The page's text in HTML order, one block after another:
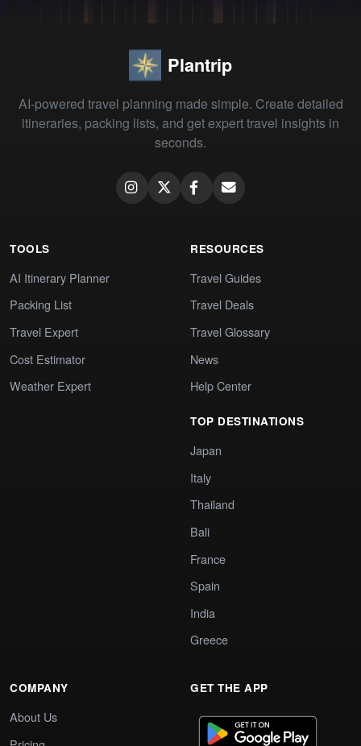
Plantrip
AI-powered travel planning made simple. Create detailed
itineraries, packing lists, and get expert travel insights in
seconds.
TOOLS
AI Itinerary Planner
Packing List
Travel Expert
Cost Estimator
Weather Expert
RESOURCES
Travel Guides
Travel Deals
Travel Glossary
News
Help Center
TOP DESTINATIONS
Japan
Italy
Thailand
Bali
France
Spain
India
Greece
COMPANY
About Us
GET THE APP